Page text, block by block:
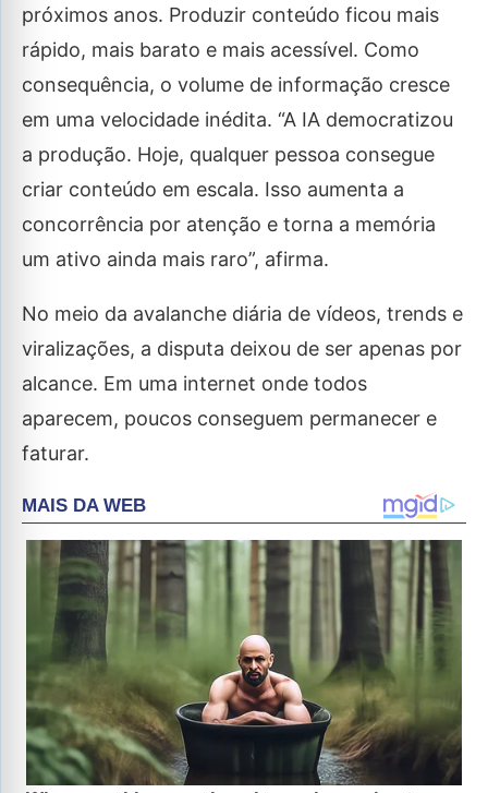
próximos anos. Produzir conteúdo ficou mais
rápido, mais barato e mais acessível. Como
consequência, o volume de informação cresce
em uma velocidade inédita. “A IA democratizou
a produção. Hoje, qualquer pessoa consegue
criar conteúdo em escala. Isso aumenta a
concorrência por atenção e torna a memória
um ativo ainda mais raro”, afirma.
No meio da avalanche diária de vídeos, trends e
viralizações, a disputa deixou de ser apenas por
alcance. Em uma internet onde todos
aparecem, poucos conseguem permanecer e
faturar.